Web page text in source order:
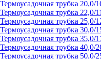
Термоусадочная трубка 20,0/
Термоусадочная трубка 22,0/
Термоусадочная трубка 25,0/
Термоусадочная трубка 30,0/
Термоусадочная трубка 35,0/
Термоусадочная трубка 40,0/
Термоусадочная трубка 50,0/